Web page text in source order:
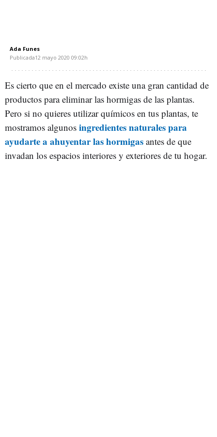
Ada Funes
Publicada12 mayo 2020 09:02h
Es cierto que en el mercado existe una gran cantidad de
productos para eliminar las hormigas de las plantas.
Pero si no quieres utilizar químicos en tus plantas, te
mostramos algunos ingredientes naturales para
ayudarte a ahuyentar las hormigas antes de que
invadan los espacios interiores y exteriores de tu hogar.